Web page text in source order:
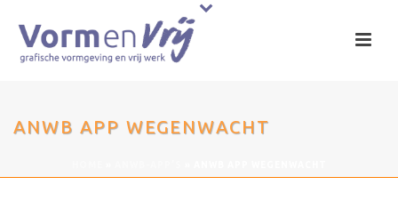
ANWB APP WEGENWACHT